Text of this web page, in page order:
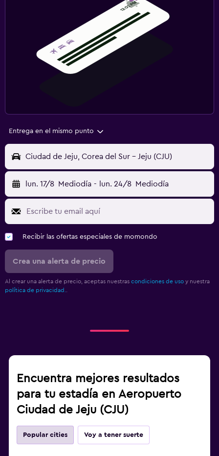
Entrega en el mismo punto
Ciudad de Jeju, Corea del Sur - Jeju (CJU)
lun. 17/8 Mediodía - lun. 24/8 Mediodía
Recibir las ofertas especiales de momondo
Crea una alerta de precio
Al crear una alerta de precio, aceptas nuestras condiciones de uso y nuestra
política de privacidad..
Encuentra mejores resultados
para tu estadía en Aeropuerto
Ciudad de Jeju (CJU)
Popular cities Voy a tener suerte